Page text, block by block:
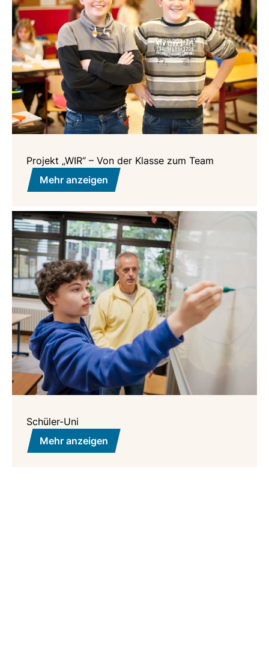
Projekt „WIR“ – Von der Klasse zum Team
Mehr anzeigen
Schüler-Uni
Mehr anzeigen